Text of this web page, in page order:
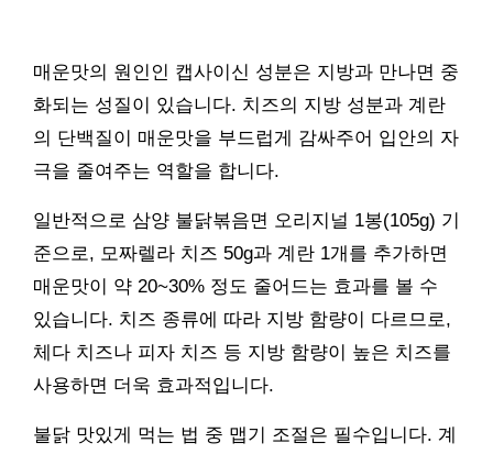
매운맛의 원인인 캡사이신 성분은 지방과 만나면 중
화되는 성질이 있습니다. 치즈의 지방 성분과 계란
의 단백질이 매운맛을 부드럽게 감싸주어 입안의 자
극을 줄여주는 역할을 합니다.
일반적으로 삼양 불닭볶음면 오리지널 1봉(105g) 기
준으로, 모짜렐라 치즈 50g과 계란 1개를 추가하면
매운맛이 약 20~30% 정도 줄어드는 효과를 볼 수
있습니다. 치즈 종류에 따라 지방 함량이 다르므로,
체다 치즈나 피자 치즈 등 지방 함량이 높은 치즈를
사용하면 더욱 효과적입니다.
불닭 맛있게 먹는 법 중 맵기 조절은 필수입니다. 계